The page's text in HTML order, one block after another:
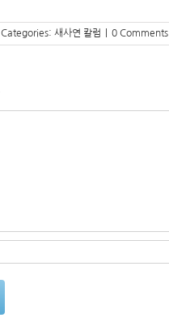
Categories: 새사연 칼럼 0 Comments